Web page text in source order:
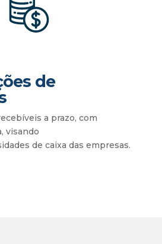
de
a prazo, com
visando
de caixa das empresas.